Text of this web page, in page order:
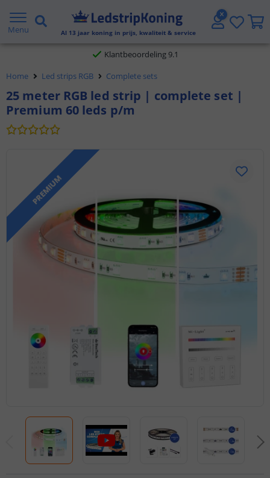
Menu Al 13 jaar koning in prijs, kwaliteit & service
Gratis verzending vanaf € 20,- NL en BE
Klantbeoordeling 9.1
Voor 23:45 uur besteld,morgen in huis
Home Led strips RGB Complete sets
25 meter RGB led strip | complete set |
Premium 60 leds p/m
PREMIUM